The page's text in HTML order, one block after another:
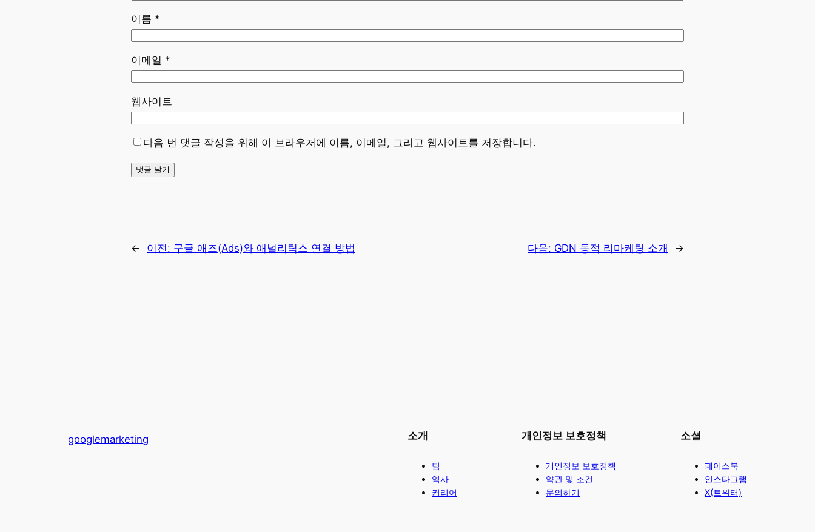
이름 *
이메일 *
웹사이트
다음 번 댓글 작성을 위해 이 브라우저에 이름, 이메일, 그리고 웹사이트를 저장합니다.
← 이전: 구글 애즈(Ads)와 애널리틱스 연결 방법 다음: GDN 동적 리마케팅 소개 →
googlemarketing 소개
팀
역사
커리어
개인정보 보호정책
개인정보 보호정책
약관 및 조건
문의하기
소셜
페이스북
인스타그램
X(트위터)